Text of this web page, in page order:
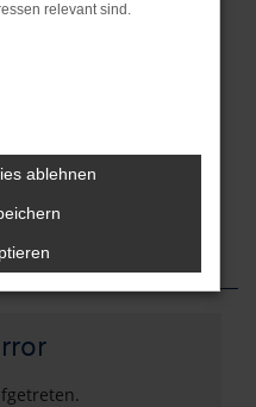
relevant sind.
ablehnen